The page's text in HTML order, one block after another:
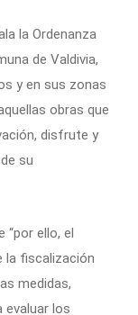
la Ordenanza
de Valdivia,
y en sus zonas
obras que
disfrute y
su
“por ello, el
la fiscalización
medidas,
evaluar los